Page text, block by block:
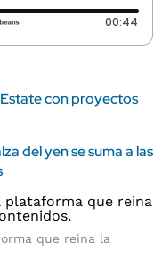
segundos 00:44
con proyectos
del yen se suma a las
que reina la